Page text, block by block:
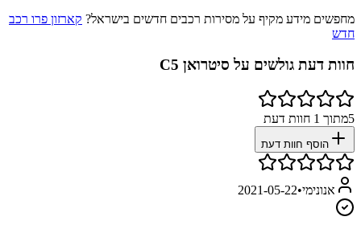
מחפשים מידע מקיף על מסירות רכבים חדשים בישראל? קארזון פרו רכב
חדש
חוות דעת גולשים על סיטרואן C5
5מתוך 1 חוות דעת
הוסף חוות דעת
אנונימי•
2021-05-22